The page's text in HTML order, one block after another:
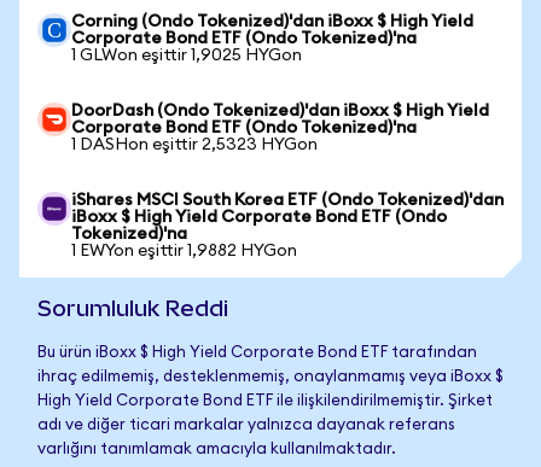
Corning (Ondo Tokenized)'dan iBoxx $ High Yield
Corporate Bond ETF (Ondo Tokenized)'na
1 GLWon eşittir 1,9025 HYGon
DoorDash (Ondo Tokenized)'dan iBoxx $ High Yield
Corporate Bond ETF (Ondo Tokenized)'na
1 DASHon eşittir 2,5323 HYGon
iShares MSCI South Korea ETF (Ondo Tokenized)'dan
iBoxx $ High Yield Corporate Bond ETF (Ondo
Tokenized)'na
1 EWYon eşittir 1,9882 HYGon
Sorumluluk Reddi
Bu ürün iBoxx $ High Yield Corporate Bond ETF tarafından
ihraç edilmemiş, desteklenmemiş, onaylanmamış veya iBoxx $
High Yield Corporate Bond ETF ile ilişkilendirilmemiştir. Şirket
adı ve diğer ticari markalar yalnızca dayanak referans
varlığını tanımlamak amacıyla kullanılmaktadır.